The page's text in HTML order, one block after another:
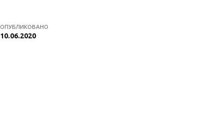
ОПУБЛИКОВАНО
10.06.2020